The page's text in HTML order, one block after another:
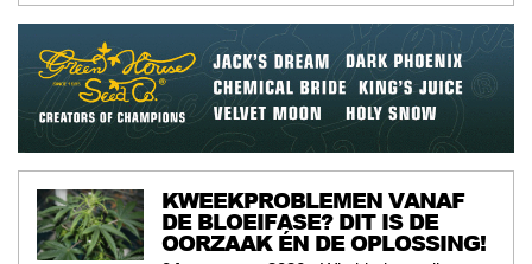
KWEEKPROBLEMEN VANAF
DE BLOEIFASE? DIT IS DE
OORZAAK ÉN DE OPLOSSING!